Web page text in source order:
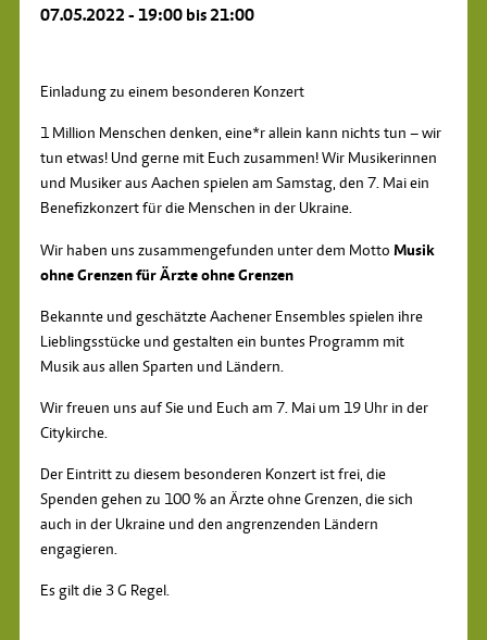
07.05.2022 - 19:00 bis 21:00
Einladung zu einem besonderen Konzert
1 Million Menschen denken, eine*r allein kann nichts tun – wir
tun etwas! Und gerne mit Euch zusammen! Wir Musikerinnen
und Musiker aus Aachen spielen am Samstag, den 7. Mai ein
Benefizkonzert für die Menschen in der Ukraine.
Wir haben uns zusammengefunden unter dem MottoMusik
ohne Grenzen für Ärzte ohne Grenzen
Bekannte und geschätzte Aachener Ensembles spielen ihre
Lieblingsstücke und gestalten ein buntes Programm mit
Musik aus allen Sparten und Ländern.
Wir freuen uns auf Sie und Euch am 7. Mai um 19 Uhr in der
Citykirche.
Der Eintritt zu diesem besonderen Konzert ist frei, die
Spenden gehen zu 100 % an Ärzte ohne Grenzen, die sich
auch in der Ukraine und den angrenzenden Ländern
engagieren.
Es gilt die 3 G Regel.